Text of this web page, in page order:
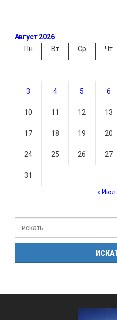
Август 2026
Пн
Вт Ср Чт
3 4 5 6
10 11 12 13
17 18 19 20
24 25 26 27
31
« Июл